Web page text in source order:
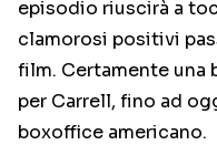
episodio riuscirà a
clamorosi positivi
film. Certamente una
per Carrell, fino ad
boxoffice americano.